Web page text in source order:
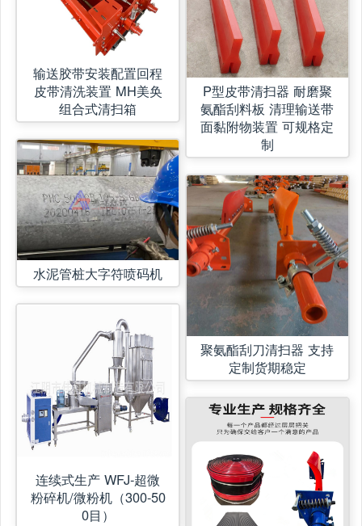
输送胶带安装配置回程
皮带清洗装置 MH美奂
组合式清扫箱
水泥管桩大字符喷码机
连续式生产 WFJ-超微
粉碎机/微粉机（300-50
0目）
P型皮带清扫器 耐磨聚
氨酯刮料板 清理输送带
面黏附物装置 可规格定
制
聚氨酯刮刀清扫器 支持
定制货期稳定